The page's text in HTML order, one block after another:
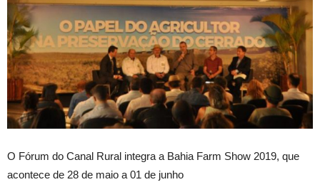
O Fórum do Canal Rural integra a Bahia Farm Show 2019, que
acontece de 28 de maio a 01 de junho